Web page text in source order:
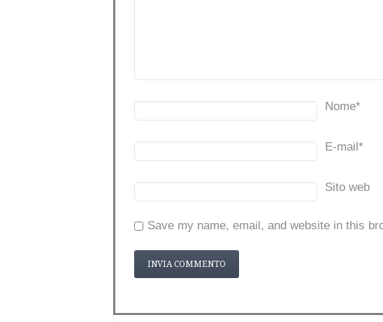
Nome*
E-mail *
Sito web
Save my name, email, and website in this